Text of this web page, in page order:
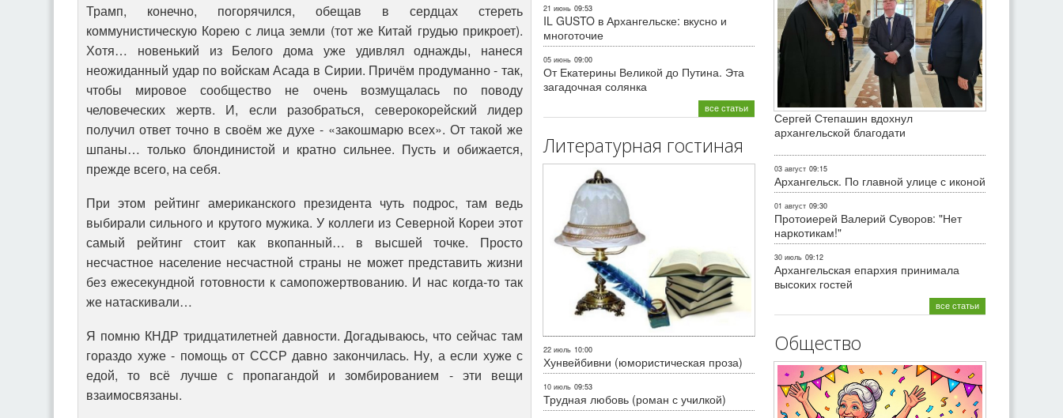
Трамп, конечно, погорячился, обещав в сердцах стереть
коммунистическую Корею с лица земли (тот же Китай грудью прикроет).
Хотя… новенький из Белого дома уже удивлял однажды, нанеся
неожиданный удар по войскам Асада в Сирии. Причём продуманно - так,
чтобы мировое сообщество не очень возмущалась по поводу
человеческих жертв. И, если разобраться, северокорейский лидер
получил ответ точно в своём же духе - «закошмарю всех». От такой же
шпаны… только блондинистой и кратно сильнее. Пусть и обижается,
прежде всего, на себя.
При этом рейтинг американского президента чуть подрос, там ведь
выбирали сильного и крутого мужика. У коллеги из Северной Кореи этот
самый рейтинг стоит как вкопанный… в высшей точке. Просто
несчастное население несчастной страны не может представить жизни
без ежесекундной готовности к самопожертвованию. И нас когда-то так
же натаскивали…
Я помню КНДР тридцатилетней давности. Догадываюсь, что сейчас там
гораздо хуже - помощь от СССР давно закончилась. Ну, а если хуже с
едой, то всё лучше с пропагандой и зомбированием - эти вещи
взаимосвязаны.
21 июнь 09:53
IL GUSTO в Архангельске: вкусно и
многоточие
05 июнь 09:00
От Екатерины Великой до Путина. Эта
загадочная солянка
все статьи
Литературная гостиная
22 июль 10:00
Хунвейбивни (юмористическая проза)
10 июль 09:53
Трудная любовь (роман с училкой)
Сергей Степашин вдохнул
архангельской благодати
03 август 09:15
Архангельск. По главной улице с иконой
01 август 09:30
Протоиерей Валерий Суворов: "Нет
наркотикам!"
30 июль 09:12
Архангельская епархия принимала
высоких гостей
все статьи
Общество